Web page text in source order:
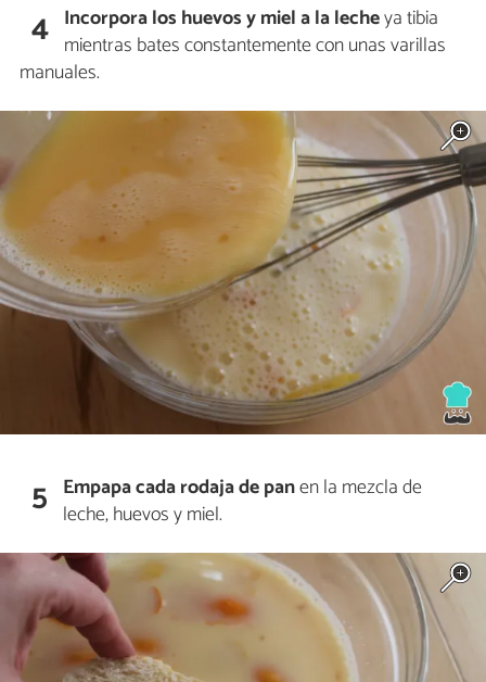
4 Incorpora los huevos y miel a la lecheya tibia
mientras bates constantemente con unas varillas
manuales.
5 Empapa cada rodaja de panen la mezcla de
leche, huevos y miel.